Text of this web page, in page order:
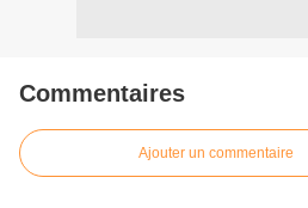
Commentaires
Ajouter un commentaire